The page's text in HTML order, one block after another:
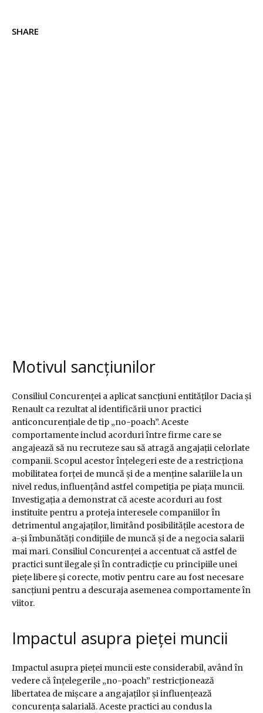
SHARE
Motivul sancțiunilor
Consiliul Concurenței a aplicat sancțiuni entităților Dacia și
Renault ca rezultat al identificării unor practici
anticoncurențiale de tip „no-poach”. Aceste
comportamente includ acorduri între firme care se
angajează să nu recruteze sau să atragă angajații celorlate
companii. Scopul acestor înțelegeri este de a restricționa
mobilitatea forței de muncă și de a menține salariile la un
nivel redus, influențând astfel competiția pe piața muncii.
Investigația a demonstrat că aceste acorduri au fost
instituite pentru a proteja interesele companiilor în
detrimentul angajaților, limitând posibilitățile acestora de
a-și îmbunătăți condițiile de muncă și de a negocia salarii
mai mari. Consiliul Concurenței a accentuat că astfel de
practici sunt ilegale și în contradicție cu principiile unei
piețe libere și corecte, motiv pentru care au fost necesare
sancțiuni pentru a descuraja asemenea comportamente în
viitor.
Impactul asupra pieței muncii
Impactul asupra pieței muncii este considerabil, având în
vedere că înțelegerile „no-poach” restricționează
libertatea de mișcare a angajaților și influențează
concurența salarială. Aceste practici au condus la